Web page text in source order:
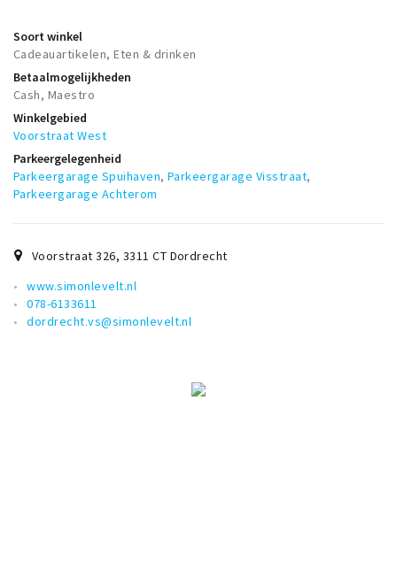
Soort winkel
Cadeauartikelen, Eten & drinken
Betaalmogelijkheden
Cash, Maestro
Winkelgebied
Voorstraat West
Parkeergelegenheid
Parkeergarage Spuihaven,Parkeergarage Visstraat,
Parkeergarage Achterom
Voorstraat 326, 3311 CT Dordrecht
www.simonlevelt.nl
078-6133611
dordrecht.vs@simonlevelt.nl